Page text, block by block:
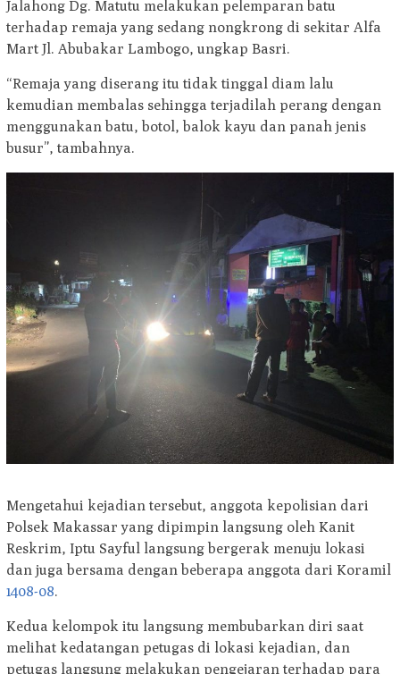
Jalahong Dg. Matutu melakukan pelemparan batu
terhadap remaja yang sedang nongkrong di sekitar Alfa
Mart Jl. Abubakar Lambogo, ungkap Basri.
“Remaja yang diserang itu tidak tinggal diam lalu
kemudian membalas sehingga terjadilah perang dengan
menggunakan batu, botol, balok kayu dan panah jenis
busur”, tambahnya.
Mengetahui kejadian tersebut, anggota kepolisian dari
Polsek Makassar yang dipimpin langsung oleh Kanit
Reskrim, Iptu Sayful langsung bergerak menuju lokasi
dan juga bersama dengan beberapa anggota dari Koramil
1408-08.
Kedua kelompok itu langsung membubarkan diri saat
melihat kedatangan petugas di lokasi kejadian, dan
petugas langsung melakukan pengejaran terhadap para